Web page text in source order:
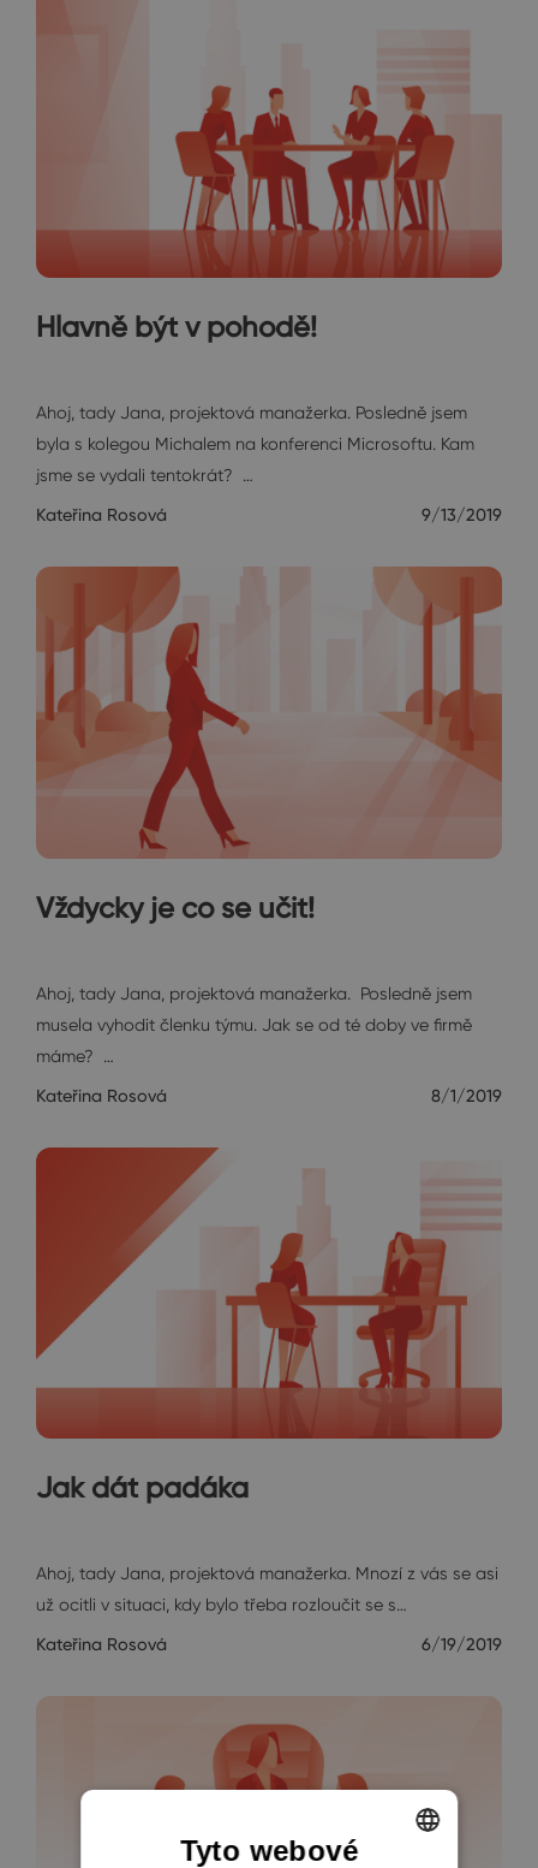
Hlavně být v pohodě!
Ahoj, tady Jana, projektová manažerka. Posledně jsem
byla s kolegou Michalem na konferenci Microsoftu. Kam
jsme se vydali tentokrát? …
Kateřina Rosová 9/13/2019
Vždycky je co se učit!
Ahoj, tady Jana, projektová manažerka. Posledně jsem
musela vyhodit členku týmu. Jak se od té doby ve firmě
máme? …
Kateřina Rosová 8/1/2019
Jak dát padáka
Ahoj, tady Jana, projektová manažerka. Mnozí z vás se asi
už ocitli v situaci, kdy bylo třeba rozloučit se s…
Kateřina Rosová 6/19/2019
Tyto webové